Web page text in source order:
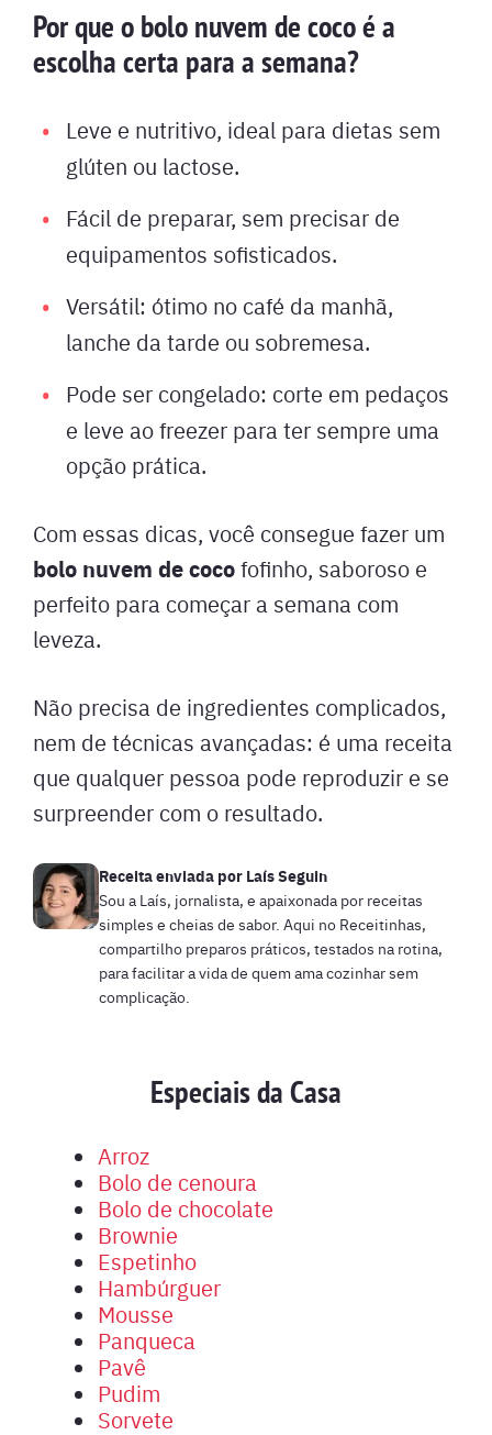
Por que o bolo nuvem de coco é a
escolha certa para a semana?
Leve e nutritivo, ideal para dietas sem
glúten ou lactose.
Fácil de preparar, sem precisar de
equipamentos sofisticados.
Versátil: ótimo no café da manhã,
lanche da tarde ou sobremesa.
Pode ser congelado: corte em pedaços
e leve ao freezer para ter sempre uma
opção prática.
Com essas dicas, você consegue fazer um
bolo nuvem de cocofofinho, saboroso e
perfeito para começar a semana com
leveza.
Não precisa de ingredientes complicados,
nem de técnicas avançadas: é uma receita
que qualquer pessoa pode reproduzir e se
surpreender com o resultado.
Receita enviada por Laís Seguin
Sou a Laís, jornalista, e apaixonada por receitas
simples e cheias de sabor. Aqui no Receitinhas,
compartilho preparos práticos, testados na rotina,
para facilitar a vida de quem ama cozinhar sem
complicação.
Especiais da Casa
Arroz
Bolo de cenoura
Bolo de chocolate
Brownie
Espetinho
Hambúrguer
Mousse
Panqueca
Pavê
Pudim
Sorvete